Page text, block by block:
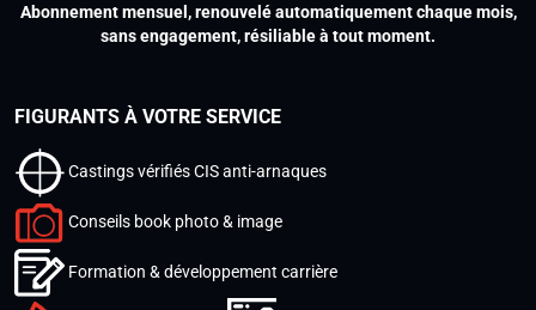
Abonnement mensuel, renouvelé automatiquement chaque mois,
sans engagement, résiliable à tout moment.
FIGURANTS À VOTRE SERVICE
Castings vérifiés CIS anti-arnaques
Conseils book photo & image
Formation & développement carrière